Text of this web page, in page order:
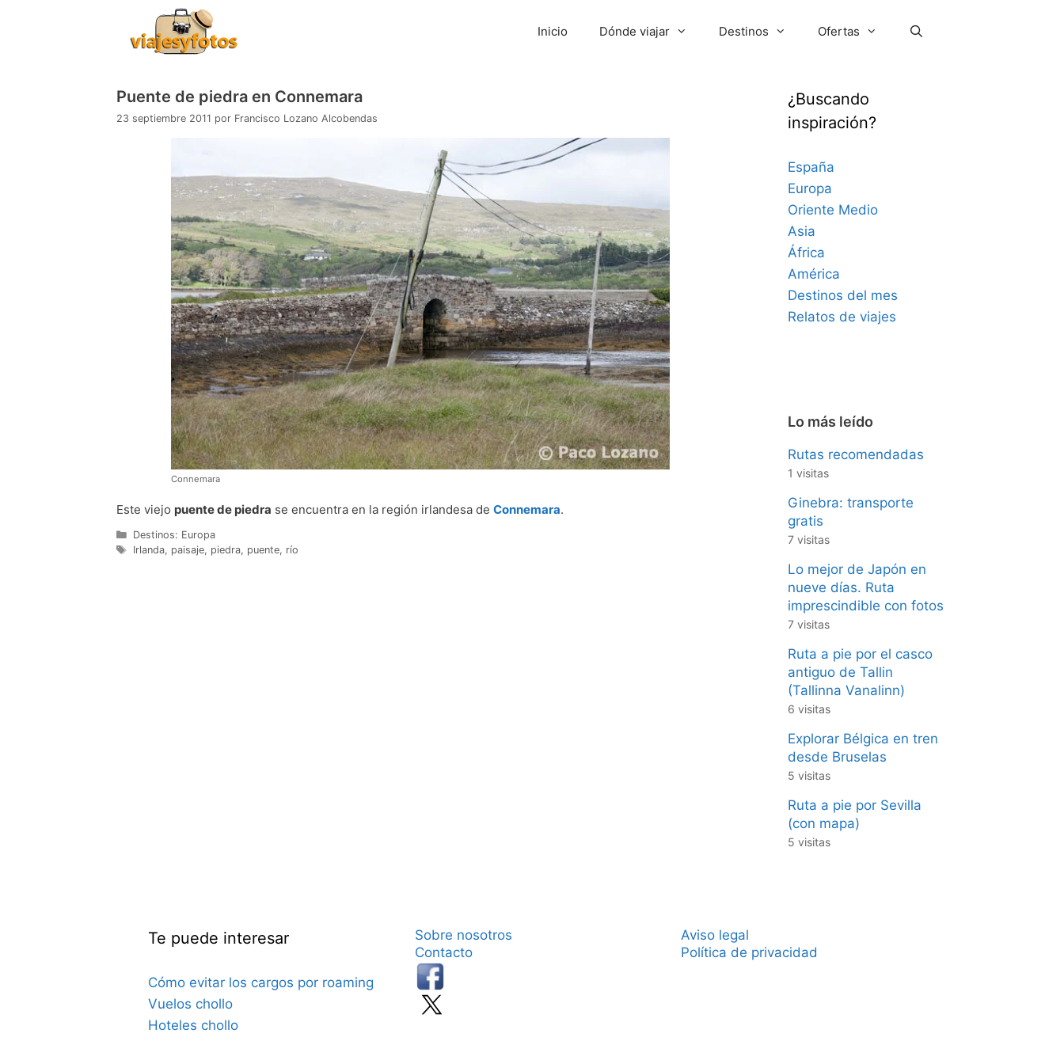
Inicio Dónde viajar Destinos Ofertas
Puente de piedra en Connemara
23 septiembre 2011 por Francisco Lozano Alcobendas
Connemara
Este viejo puente de piedra se encuentra en la región irlandesa de Connemara.
Categorías
Destinos: Europa
Etiquetas
Irlanda, paisaje, piedra, puente, río
¿Buscando
inspiración?
España
Europa
Oriente Medio
Asia
África
América
Destinos del mes
Relatos de viajes
Lo más leído
Rutas recomendadas
1 visitas
Ginebra: transporte
gratis
7 visitas
Lo mejor de Japón en
nueve días. Ruta
imprescindible con fotos
7 visitas
Ruta a pie por el casco
antiguo de Tallin
(Tallinna Vanalinn)
6 visitas
Explorar Bélgica en tren
desde Bruselas
5 visitas
Ruta a pie por Sevilla
(con mapa)
5 visitas
Te puede interesar
Cómo evitar los cargos por roaming
Vuelos chollo
Hoteles chollo
Sobre nosotros
Contacto
Aviso legal
Política de privacidad